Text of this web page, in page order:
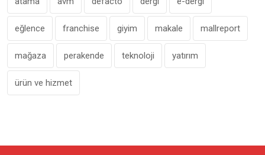
eğlence franchise giyim makale mallreport
mağaza perakende teknoloji yatırım
ürün ve hizmet